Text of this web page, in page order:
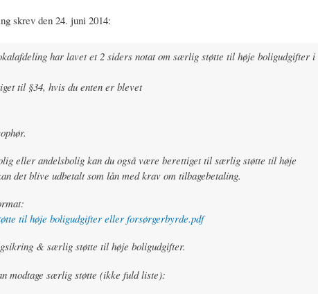
skrev den 24. juni 2014:
har lavet et 2 siders notat om særlig støtte til høje boligudgifter i
til §34, hvis du enten er blevet
eller andelsbolig kan du også være berettiget til særlig støtte til høje
det blive udbetalt som lån med krav om tilbagebetaling.
til høje boligudgifter eller forsørgerbyrde.pdf
& særlig støtte til høje boligudgifter.
modtage særlig støtte (ikke fuld liste):